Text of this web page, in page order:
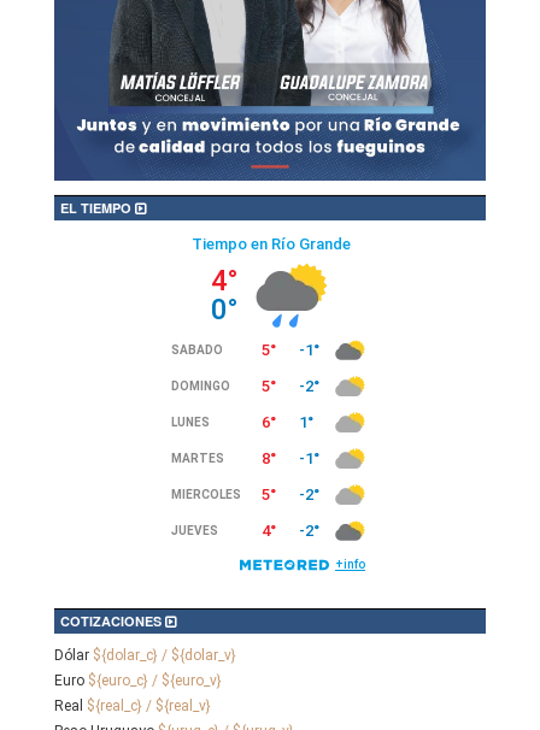
EL TIEMPO
COTIZACIONES
Dólar ${dolar_c} / ${dolar_v}
Euro ${euro_c} / ${euro_v}
Real ${real_c} / ${real_v}